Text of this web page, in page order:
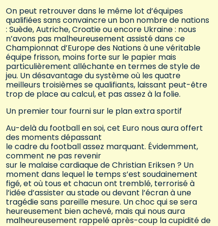
On peut retrouver dans le même lot d’équipes
qualifiées sans convaincre un bon nombre de nations
: Suède, Autriche, Croatie ou encore Ukraine : nous
n’avons pas malheureusement assisté dans ce
Championnat d’Europe des Nations à une véritable
équipe frisson, moins forte sur le papier mais
particulièrement alléchante en termes de style de
jeu. Un désavantage du système où les quatre
meilleurs troisièmes se qualifiants, laissant peut-être
trop de place au calcul, et pas assez à la folie.
Un premier tour fourni sur le plan extra sportif
Au-delà du football en soi, cet Euro nous aura offert
des moments dépassant
le cadre du football assez marquant. Évidemment,
comment ne pas revenir
sur le malaise cardiaque de Christian Eriksen ? Un
moment dans lequel le temps s’est soudainement
figé, et où tous et chacun ont tremblé, terrorisé à
l’idée d’assister au stade ou devant l’écran à une
tragédie sans pareille mesure. Un choc qui se sera
heureusement bien achevé, mais qui nous aura
malheureusement rappelé après-coup la cupidité de